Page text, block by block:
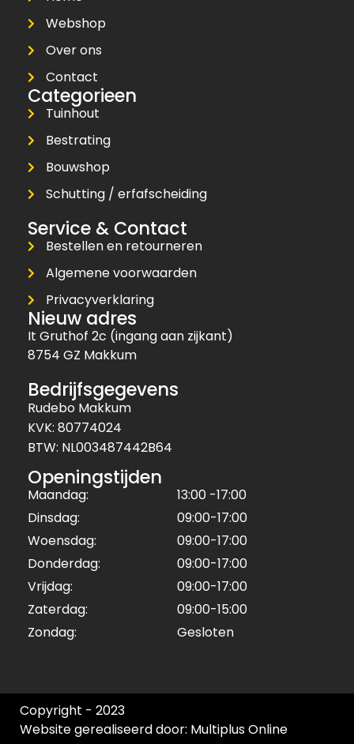
Webshop
Over ons
Contact
Categorieen
Tuinhout
Bestrating
Bouwshop
Schutting / erfafscheiding
Service & Contact
Bestellen en retourneren
Algemene voorwaarden
Privacyverklaring
Nieuw adres
It Gruthof 2c (ingang aan zijkant)
8754 GZ Makkum
Bedrijfsgegevens
Rudebo Makkum
KVK: 80774024
BTW: NL003487442B64
Openingstijden
Maandag:
13:00 -17:00
Dinsdag:
09:00-17:00
Woensdag:
09:00-17:00
Donderdag:
09:00-17:00
Vrijdag:
09:00-17:00
Zaterdag:
09:00-15:00
Zondag:
Gesloten
Copyright - 2023
Website gerealiseerd door: Multiplus Online